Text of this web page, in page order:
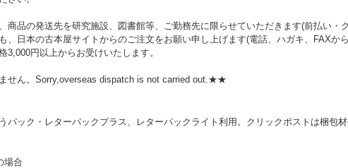
商品の発送先を研究施設、図書館等、ご勤務先に限らせていただきます(前払い・
、日本の古本屋サイトからのご注文をお願い申し上げます(電話、ハガキ、FAXか
3,000円以上からお受けいたします。
せん。Sorry,overseas dispatch is not carried out.★★
パック・レターパックプラス、レターパックライト利用。クリックポストは梱包材
場合